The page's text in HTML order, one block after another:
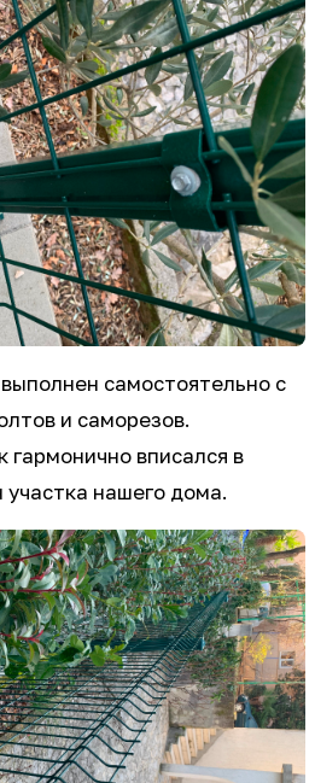
самостоятельно с
и саморезов.
гармонично вписался в
нашего дома.